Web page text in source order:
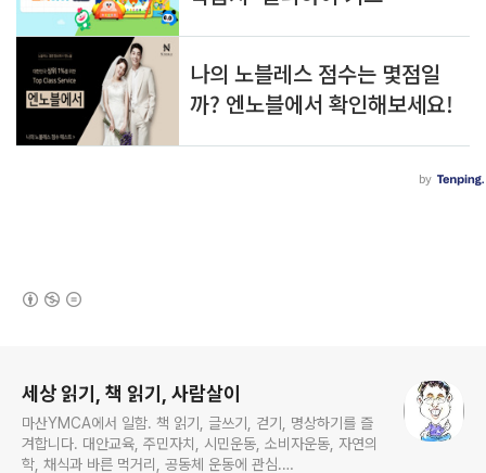
세상 읽기, 책 읽기, 사람살이
마산YMCA에서 일함. 책 읽기, 글쓰기, 걷기, 명상하기를 즐
겨합니다. 대안교육, 주민자치, 시민운동, 소비자운동, 자연의
학, 채식과 바른 먹거리, 공동체 운동에 관심.